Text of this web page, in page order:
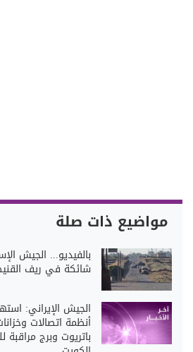
مواضيع ذات صلة
بالفيديو... الجيش
شائكة في ريف
الجيش الإيراني:
أنظمة اتصالات
باتريوت وبرج